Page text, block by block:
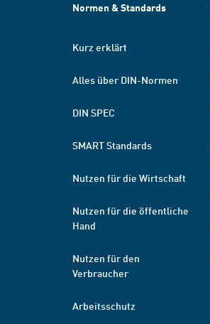
Normen & Standards
Kurz erklärt
Alles über DIN-Normen
DIN SPEC
SMART Standards
Nutzen für die Wirtschaft
Nutzen für die öffentliche
Hand
Nutzen für den
Verbraucher
Arbeitsschutz